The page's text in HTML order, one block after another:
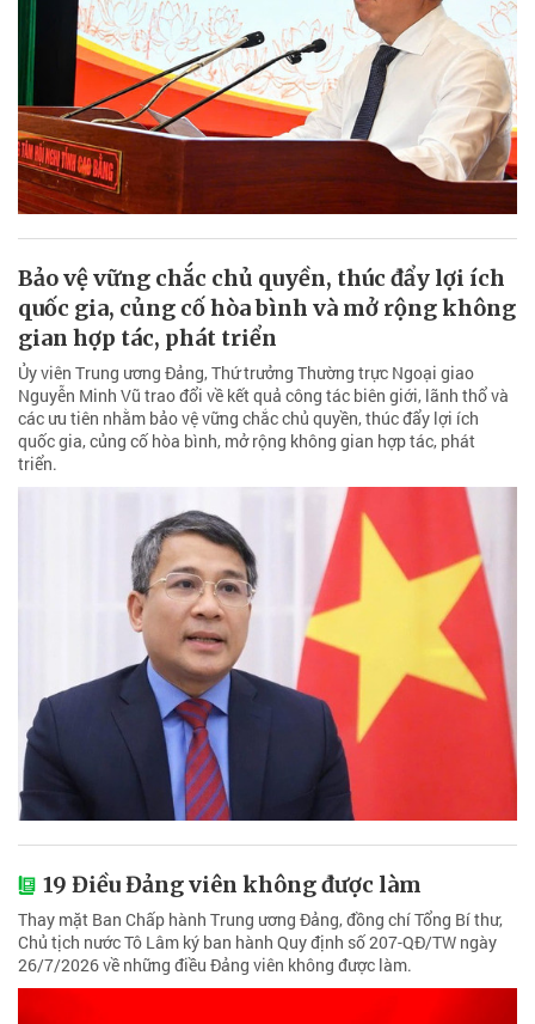
Bảo vệ vững chắc chủ quyền, thúc đẩy lợi ích
quốc gia, củng cố hòa bình và mở rộng không
gian hợp tác, phát triển
Ủy viên Trung ương Đảng, Thứ trưởng Thường trực Ngoại giao
Nguyễn Minh Vũ trao đổi về kết quả công tác biên giới, lãnh thổ và
các ưu tiên nhằm bảo vệ vững chắc chủ quyền, thúc đẩy lợi ích
quốc gia, củng cố hòa bình, mở rộng không gian hợp tác, phát
triển.
19 Điều Đảng viên không được làm
Thay mặt Ban Chấp hành Trung ương Đảng, đồng chí Tổng Bí thư,
Chủ tịch nước Tô Lâm ký ban hành Quy định số 207-QĐ/TW ngày
26/7/2026 về những điều Đảng viên không được làm.